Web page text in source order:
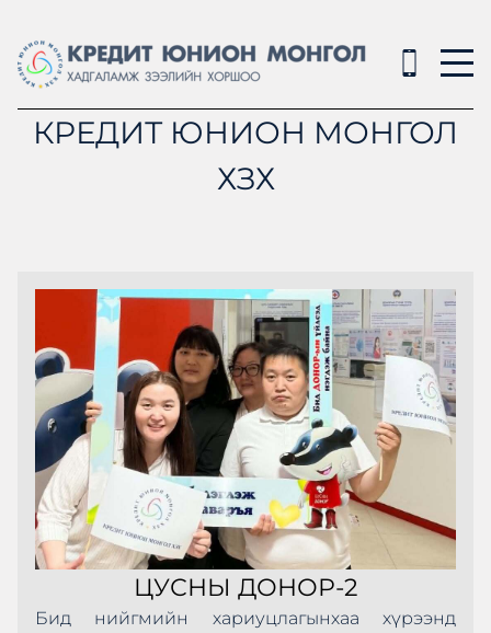
КРЕДИТ ЮНИОН МОНГОЛ
ХЗХ
ЦУСНЫ ДОНОР-2
Бид нийгмийн хариуцлагынхаа хүрээнд